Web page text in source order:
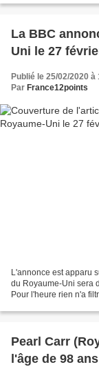
La BBC
Uni le 27
Publié le 25/02/2020 à
Par France12points
L'annonce est apparu
du Royaume-Uni sera
Pour l'heure rien n'a
Pearl Carr
l'âge de 98 ans